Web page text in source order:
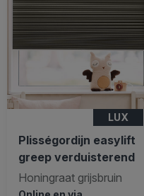
LUX
Plisségordijn easylift
greep verduisterend
Honingraat grijsbruin